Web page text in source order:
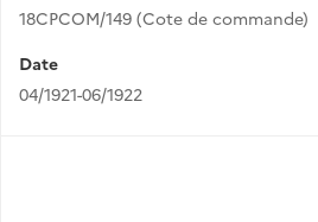
18CPCOM/149 (Cote de commande)
Date
04/1921-06/1922